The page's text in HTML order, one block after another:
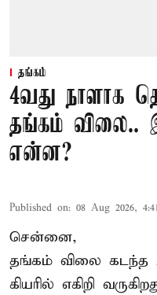
தங்கம்
4வது நாளாக
தங்கம் விலை..
என்ன?
Published on: 08 Aug 2026,
சென்னை,
தங்கம் விலை கடந்த
கியரில் எகிறி